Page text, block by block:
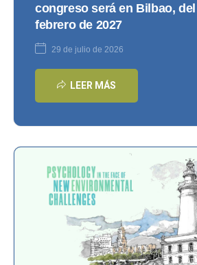
congreso será en Bilbao, del
febrero de 2027
29 de julio de 2026
LEER MÁS